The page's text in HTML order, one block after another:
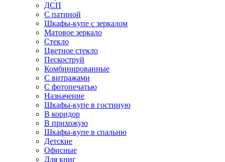
ДСП
С патиной
Шкафы-купе с зеркалом
Матовое зеркало
Стекло
Цветное стекло
Пескоструй
Комбинированные
С витражами
С фотопечатью
Назначение
Шкафы-купе в гостиную
В коридор
В прихожую
Шкафы-купе в спальню
Детские
Офисные
Для книг